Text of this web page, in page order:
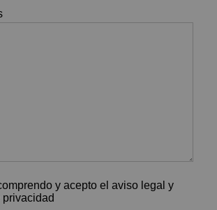
y acepto el aviso legal y